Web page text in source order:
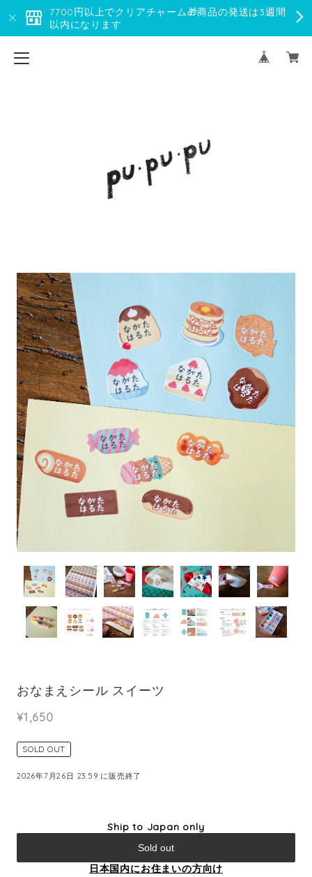
7700円以上でクリアチャーム🎁商品の発送は3週間
以内になります
おなまえシール スイーツ
¥1,650
SOLD OUT
2026年7月26日 23:59 に販売終了
Ship to Japan only
Sold out
日本国内にお住まいの方向け